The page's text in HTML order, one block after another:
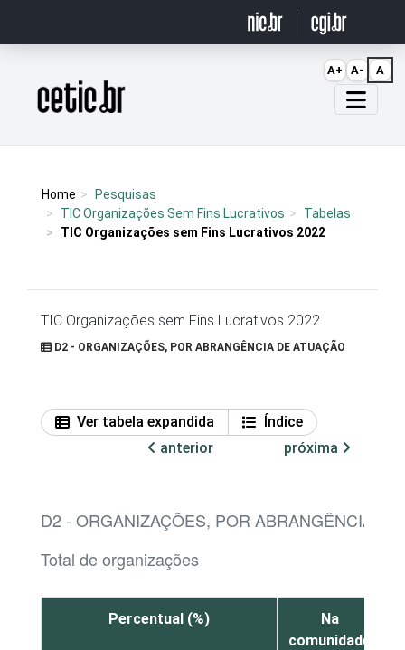
Página inicial
Home
Pesquisas
TIC Organizações Sem Fins Lucrativos
Tabelas
TIC Organizações sem Fins Lucrativos 2022
TIC Organizações sem Fins Lucrativos 2022
D2 - ORGANIZAÇÕES, POR ABRANGÊNCIA DE ATUAÇÃO
Ver tabela expandida
Índice
anterior
próxima
D2 - ORGANIZAÇÕES, POR ABRANGÊNCIA DE
Total de organizações
Percentual (%)
Na
comunidade
A+ A- A